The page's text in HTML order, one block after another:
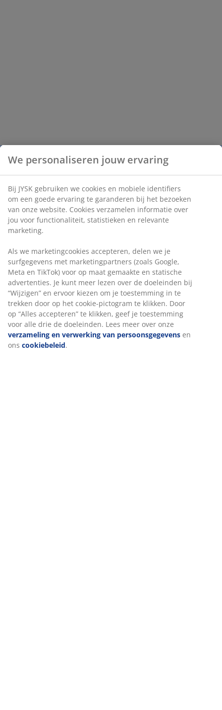
We personaliseren jouw ervaring
Bij JYSK gebruiken we cookies en mobiele identifiers
om een goede ervaring te garanderen bij het bezoeken
van onze website. Cookies verzamelen informatie over
jou voor functionaliteit, statistieken en relevante
marketing.
Als we marketingcookies accepteren, delen we je
surfgegevens met marketingpartners (zoals Google,
Meta en TikTok) voor op maat gemaakte en statische
advertenties. Je kunt meer lezen over de doeleinden bij
“Wijzigen” en ervoor kiezen om je toestemming in te
trekken door op het cookie-pictogram te klikken. Door
op “Alles accepteren” te klikken, geef je toestemming
voor alle drie de doeleinden. Lees meer over onze
verzameling en verwerking van persoonsgegevens en
ons cookiebeleid.